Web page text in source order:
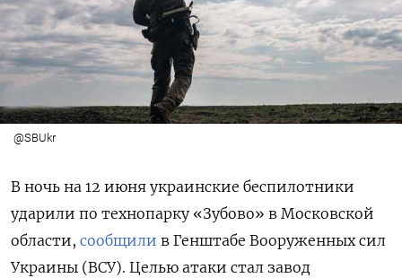
@SBUkr
В ночь на 12 июня украинские беспилотники
ударили по технопарку «Зубово» в Московской
области, сообщили в Генштабе Вооруженных сил
Украины (ВСУ). Целью атаки стал завод